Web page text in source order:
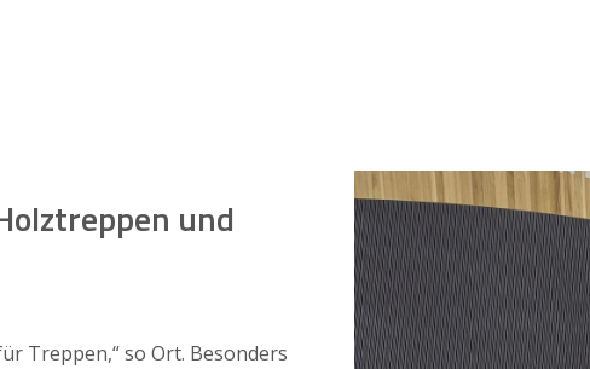
und
Treppen,“ so Ort. Besonders